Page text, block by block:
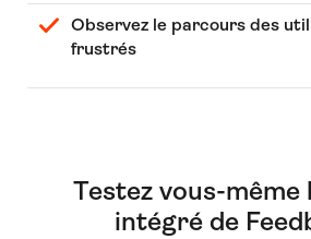
Observez le parcours des
frustrés
Testez vous-même
intégré de